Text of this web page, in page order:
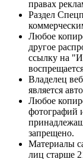
правах
Раздел
Любое
другое
ссылку на
Владелец
является
Любое
фотографий
запрещено.
Материалы
лиц старше